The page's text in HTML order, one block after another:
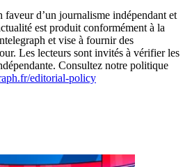
faveur d’un journalisme indépendant et
est produit conformément à la
et vise à fournir des
Les lecteurs sont invités à vérifier les
Consultez notre politique
editorial-policy